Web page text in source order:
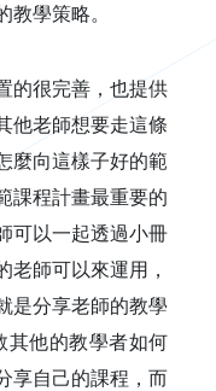
學策略。
的很完善，也提供
他老師想要走這條
麼向這樣子好的範
課程計畫最重要的
可以一起透過小冊
老師可以來運用，
是分享老師的教學
他的教學者如何
享自己的課程，而